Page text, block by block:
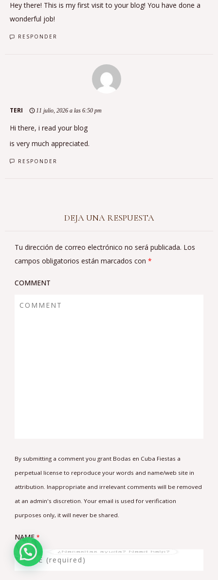
Hey there! This is my first visit to your blog! You have done a
wonderful job!
RESPONDER
TERI 11 julio, 2026 a las 6:50 pm
Hi there, i read your blog
is very much appreciated.
RESPONDER
DEJA UNA RESPUESTA
Tu dirección de correo electrónico no será publicada. Los
campos obligatorios están marcados con *
COMMENT
By submitting a comment you grant Bodas en Cuba Fiestas a
perpetual license to reproduce your words and name/web site in
attribution. Inappropriate and irrelevant comments will be removed
at an admin's discretion. Your email is used for verification
purposes only, it will never be shared.
NAME*
¿Necesitas ayuda? Need help?